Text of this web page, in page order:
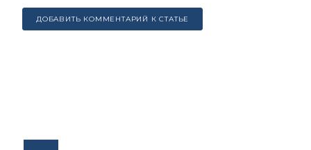
ДОБАВИТЬ КОММЕНТАРИЙ К СТАТЬЕ